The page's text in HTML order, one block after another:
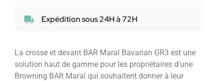
Expédition sous 24H à 72H
La crosse et devant BAR Maral Bavarian GR3 est une
solution haut de gamme pour les propriétaires d’une
Browning BAR Maral qui souhaitent donner à leur